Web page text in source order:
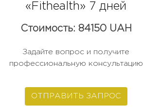
«Fithealth» 7 дней
Стоимость: 84150 UAH
Задайте вопрос и получите
профессиональную консультацию
ОТПРАВИТЬ ЗАПРОС